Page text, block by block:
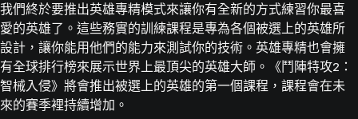
我們終於要推出英雄專精模式來讓你有全新的方式練習你最喜
愛的英雄了。這些務實的訓練課程是專為各個被選上的英雄所
設計，讓你能用他們的能力來測試你的技術。英雄專精也會擁
有全球排行榜來展示世界上最頂尖的英雄大師。《鬥陣特攻2：
智械入侵》將會推出被選上的英雄的第一個課程，課程會在未
來的賽季裡持續增加。